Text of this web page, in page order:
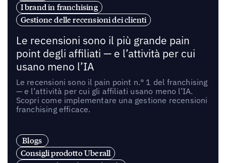
I brand in franchising
Gestione delle recensioni dei clienti
Le recensioni sono il più grande pain
point degli affiliati — e l’attività per cui
usano meno l’IA
Le recensioni sono il pain point n.° 1 del franchising
— e l’attività per cui gli affiliati usano meno l’IA.
Scopri come implementare una gestione recensioni
franchising efficace.
Blogs
Consigli prodotto Uberall